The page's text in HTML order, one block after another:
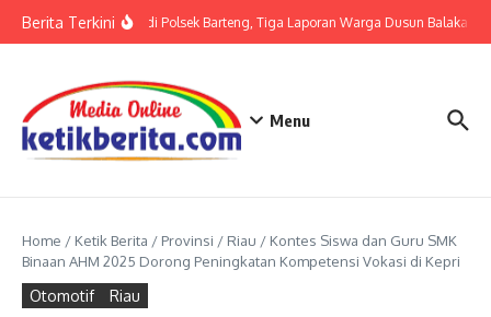
Berita TerkiniTerkait LP di Polsek Barteng, Tiga Laporan Warga Dusun Balaka di
Menu
Home / Ketik Berita / Provinsi / Riau / Kontes Siswa dan Guru SMK
Binaan AHM 2025 Dorong Peningkatan Kompetensi Vokasi di Kepri
Otomotif Riau